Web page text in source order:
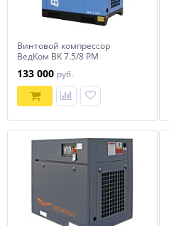
Винтовой компрессор
ВедКом BK 7.5/8 PM
133 000 руб.